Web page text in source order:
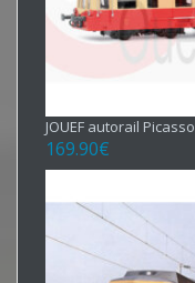
JOUEF autorail Picasso
169.90€